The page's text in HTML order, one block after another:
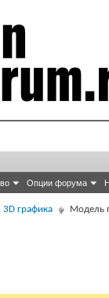
Опции форума
3D графика Модель